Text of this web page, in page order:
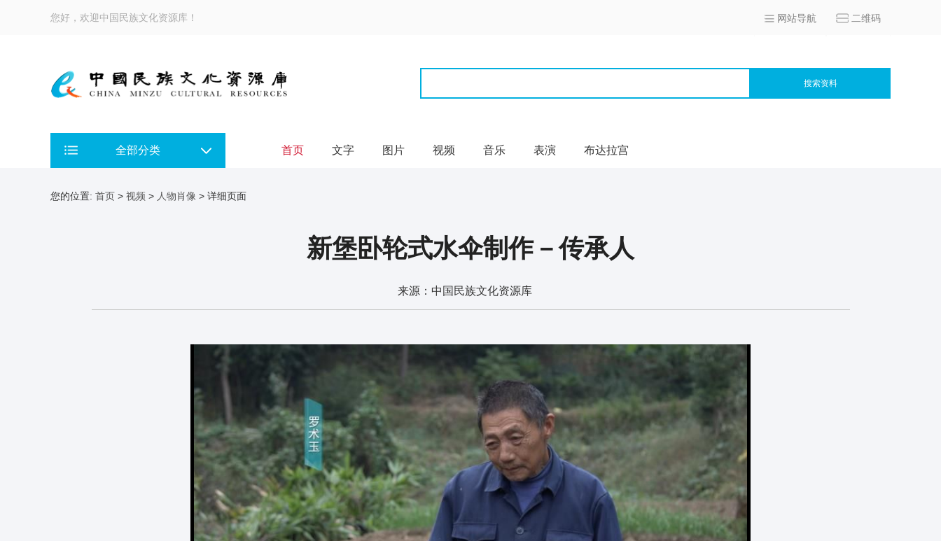
您好，欢迎中国民族文化资源库！ 网站导航 二维码
搜索资料
全部分类 首页 文字 图片 视频 音乐 表演 布达拉宫
您的位置: 首页 > 视频 > 人物肖像 > 详细页面
新堡卧轮式水伞制作－传承人
来源：中国民族文化资源库